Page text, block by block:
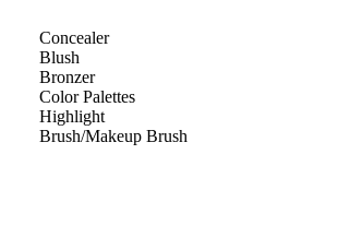
Concealer
Blush
Bronzer
Color Palettes
Highlight
Brush/Makeup Brush